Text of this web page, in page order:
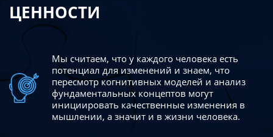
ЦЕННОСТИ
Мы считаем, что у каждого человека есть
потенциал для изменений и знаем, что
пересмотр когнитивных моделей и анализ
фундаментальных концептов могут
инициировать качественные изменения в
мышлении, а значит и в жизни человека.